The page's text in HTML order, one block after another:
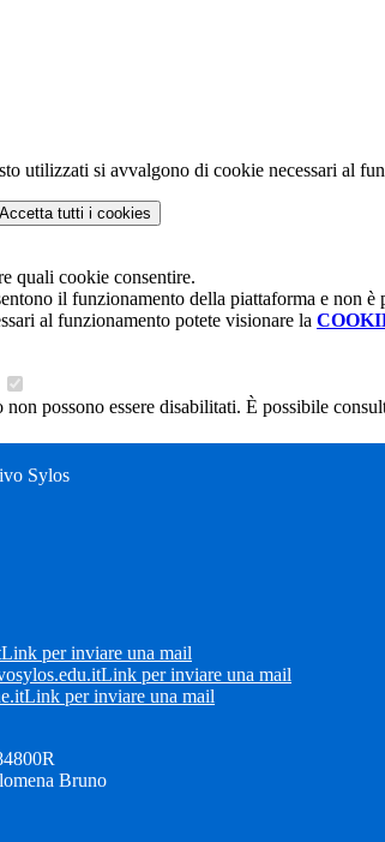
utilizzati si avvalgono di cookie necessari al
Accetta tutti i cookies
quali cookie consentire.
il funzionamento della piattaforma e non è
al funzionamento potete visionare la
possono essere disabilitati. È possibile
Sylos
Link per inviare una mail
Link per inviare una mail
Link per inviare una mail
Bruno